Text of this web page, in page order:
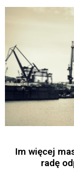
Im więcej
radę